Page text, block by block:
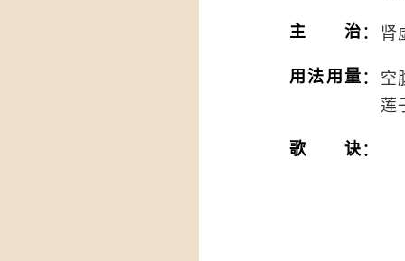
主治：
肾
用法用量： 空
莲
歌诀：